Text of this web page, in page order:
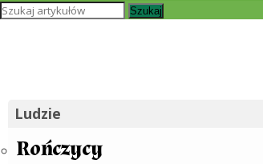
Szukaj
Ludzie
Rończycy